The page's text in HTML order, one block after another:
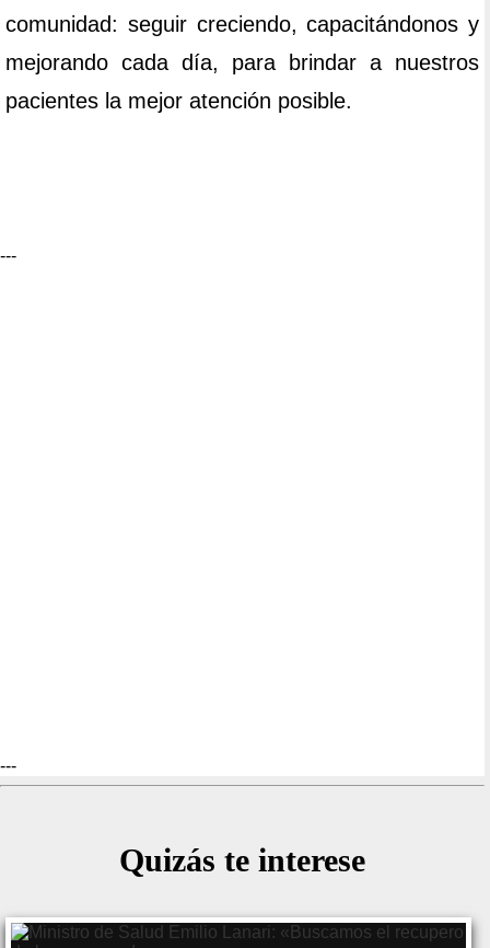
comunidad: seguir creciendo, capacitándonos y
mejorando cada día, para brindar a nuestros
pacientes la mejor atención posible.
---
---
Quizás te interese